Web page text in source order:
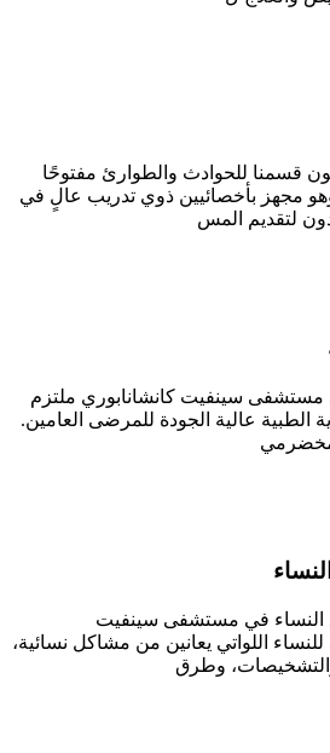
قسمنا للحوادث والطوارئ مفتوحًا
يوميًا وهو مجهز بأخصائيين ذوي تدريب عالٍ في
لتقديم المس
سينفيت كانشانابوري ملتزم
الطبية عالية الجودة للمرضى العامين.
النساء في مستشفى سينفيت
اللواتي يعانين من مشاكل نسائية،
وطرق